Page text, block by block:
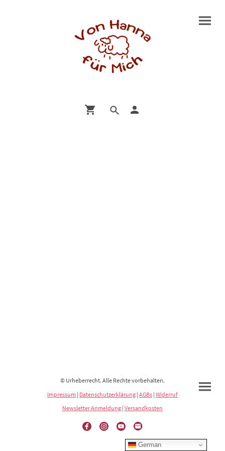
© Urheberrecht. Alle Rechte vorbehalten.
Impressum | Datenschutzerklärung | AGBs | Widerruf
Newsletter Anmeldung | Versandkosten
German